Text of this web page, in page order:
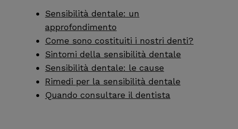
Sensibilità dentale: un
approfondimento
Come sono costituiti i nostri denti?
Sintomi della sensibilità dentale
Sensibilità dentale: le cause
Rimedi per la sensibilità dentale
Quando consultare il dentista